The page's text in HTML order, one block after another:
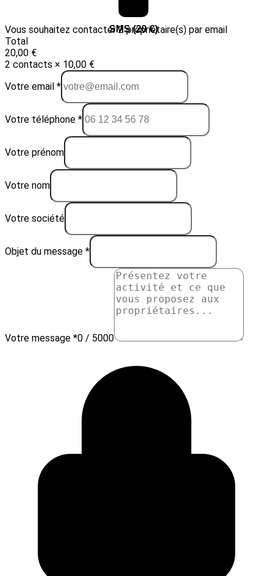
Email (10 €) SMS (20 €)
Vous souhaitez contacter 2 propriétaire(s) par email
Total
20,00 €
2 contacts × 10,00 €
Votre email *
Votre téléphone *
Votre prénom
Votre nom
Votre société
Objet du message *
Votre message *0 / 5000